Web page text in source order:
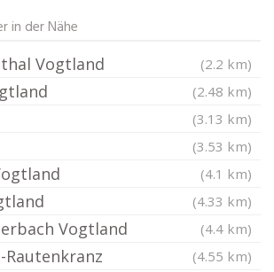
in der Nähe
Vogtland (2.2 km)
(2.48 km)
(3.13 km)
(3.53 km)
(4.1 km)
(4.33 km)
Vogtland (4.4 km)
(4.55 km)